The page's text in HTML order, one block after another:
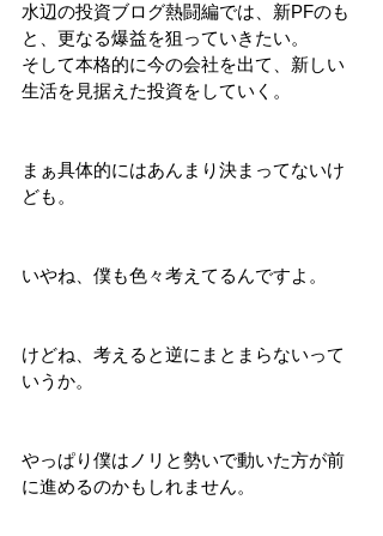
水辺の投資ブログ熱闘編では、新PFのも
と、更なる爆益を狙っていきたい。
そして本格的に今の会社を出て、新しい
生活を見据えた投資をしていく。
まぁ具体的にはあんまり決まってないけ
ども。
いやね、僕も色々考えてるんですよ。
けどね、考えると逆にまとまらないって
いうか。
やっぱり僕はノリと勢いで動いた方が前
に進めるのかもしれません。